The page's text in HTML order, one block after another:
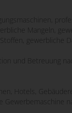
Mangeln,
gewerbliche
und Betreuung
Hotels,
Gewerbemaschine